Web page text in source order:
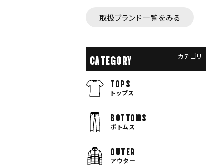
取扱ブランド一覧をみる
CATEGORY カテゴリ
TOPS
トップス
bottoms
ボトムス
OUTER
アウター